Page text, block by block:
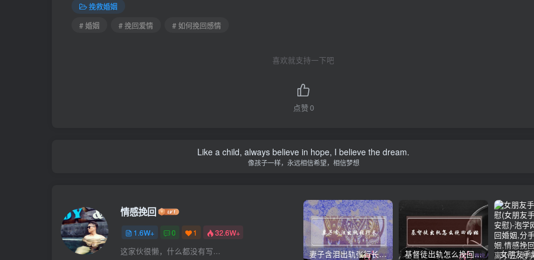
挽救婚姻
# 婚姻
# 挽回爱情 # 如何挽回感情
喜欢就支持一下吧
点赞0
Like a child, always believe in hope, I believe the dream.
像孩子一样，永远相信希望，相信梦想
情感挽回
1.6W+ 0 1 32.6W+
这家伙很懒，什么都没有写... 妻子含泪出轨张行长 她说全都是因为家中 基督徒出轨怎么挽回婚姻(基督徒面对出轨婚姻)